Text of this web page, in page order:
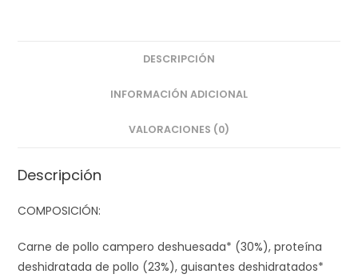
DESCRIPCIÓN
INFORMACIÓN ADICIONAL
VALORACIONES (0)
Descripción
COMPOSICIÓN:
Carne de pollo campero deshuesada* (30%), proteína
deshidratada de pollo (23%), guisantes deshidratados*